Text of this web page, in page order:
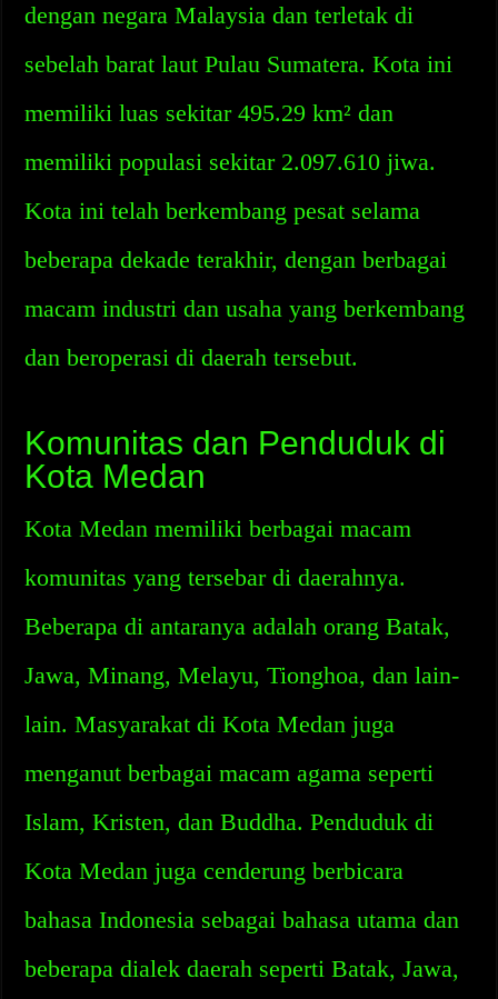
dengan negara Malaysia dan terletak di
sebelah barat laut Pulau Sumatera. Kota ini
memiliki luas sekitar 495.29 km² dan
memiliki populasi sekitar 2.097.610 jiwa.
Kota ini telah berkembang pesat selama
beberapa dekade terakhir, dengan berbagai
macam industri dan usaha yang berkembang
dan beroperasi di daerah tersebut.
Komunitas dan Penduduk di
Kota Medan
Kota Medan memiliki berbagai macam
komunitas yang tersebar di daerahnya.
Beberapa di antaranya adalah orang Batak,
Jawa, Minang, Melayu, Tionghoa, dan lain-
lain. Masyarakat di Kota Medan juga
menganut berbagai macam agama seperti
Islam, Kristen, dan Buddha. Penduduk di
Kota Medan juga cenderung berbicara
bahasa Indonesia sebagai bahasa utama dan
beberapa dialek daerah seperti Batak, Jawa,